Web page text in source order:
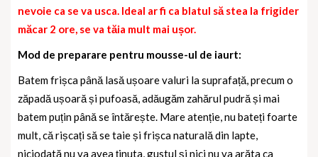
nevoie ca se va usca. Ideal ar fi ca blatul să stea la frigider
măcar 2 ore, se va tăia mult mai ușor.
Mod de preparare pentru mousse-ul de iaurt:
Batem frișca până lasă ușoare valuri la suprafață, precum o
zăpadă ușoară și pufoasă, adăugăm zahărul pudră și mai
batem puțin până se întărește. Mare atenție, nu bateți foarte
mult, că rișcați să se taie și frișca naturală din lapte,
niciodată nu va avea ținuta, gustul și nici nu va arăta ca